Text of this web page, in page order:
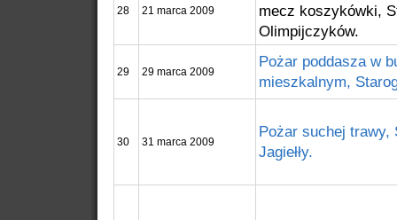
28 21 marca 2009
mecz koszykówki,
Olimpijczyków.
29 29 marca 2009
Pożar poddasza w
mieszkalnym,
30 31 marca 2009
Pożar suchej trawy,
Jagiełły.